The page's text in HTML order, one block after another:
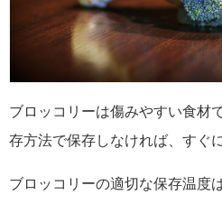
ブロッコリーは傷みやすい食材
存方法で保存しなければ、すぐ
ブロッコリーの適切な保存温度